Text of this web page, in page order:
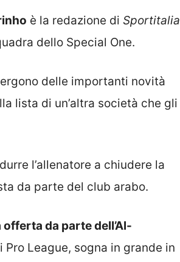
è la redazione di Sportitalia
dello Special One.
delle importanti novità
lista di un’altra società che gli
l’allenatore a chiudere la
da parte del club arabo.
da parte dell’Al-
League, sogna in grande in